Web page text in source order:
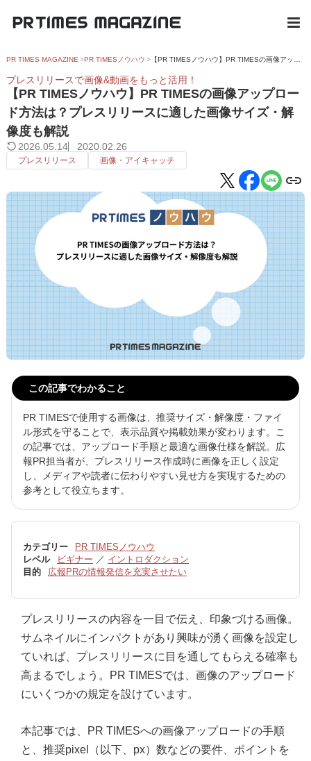
PR TIMES MAGAZINE PR TIMESノウハウ
プレスリリースで画像&動画をもっと活用！
【PR TIMESノウハウ】PR TIMESの画像アップロー
ド方法は？プレスリリースに適した画像サイズ・解
像度も解説
2026.05.14 2020.02.26
プレスリリース 画像・アイキャッチ
この記事でわかること
PR TIMESで使用する画像は、推奨サイズ・解像度・ファイ
ル形式を守ることで、表示品質や掲載効果が変わります。こ
の記事では、アップロード手順と最適な画像仕様を解説。広
報PR担当者が、プレスリリース作成時に画像を正しく設定
し、メディアや読者に伝わりやすい見せ方を実現するための
参考として役立ちます。
カテゴリー
PR TIMESノウハウ
レベル
ビギナー ／ イントロダクション
目的
広報PRの情報発信を充実させたい
プレスリリースの内容を一目で伝え、印象づける画像。
サムネイルにインパクトがあり興味が湧く画像を設定し
ていれば、プレスリリースに目を通してもらえる確率も
高まるでしょう。PR TIMESでは、画像のアップロード
にいくつかの規定を設けています。
本記事では、PR TIMESへの画像アップロードの手順
と、推奨pixel（以下、px）数などの要件、ポイントを